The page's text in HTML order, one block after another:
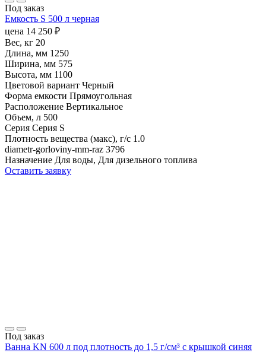
Под заказ
Емкость S 500 л черная
цена 14 250 ₽
Вес, кг 20
Длина, мм 1250
Ширина, мм 575
Высота, мм 1100
Цветовой вариант Черный
Форма емкости Прямоугольная
Расположение Вертикальное
Объем, л 500
Серия Серия S
Плотность вещества (макс), г/с 1.0
diametr-gorloviny-mm-raz 3796
Назначение Для воды, Для дизельного топлива
Оставить заявку
Под заказ
Ванна KN 600 л под плотность до 1,5 г/см³ с крышкой синяя